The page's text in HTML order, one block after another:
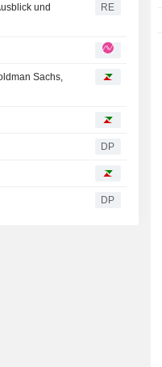
und
RE
Sachs,
DP
DP